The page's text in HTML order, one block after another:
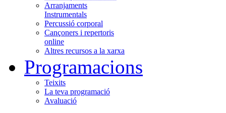
Arranjaments
Instrumentals
Percussió corporal
Cançoners i repertoris
online
Altres recursos a la xarxa
Programacions
Teixits
La teva programació
Avaluació